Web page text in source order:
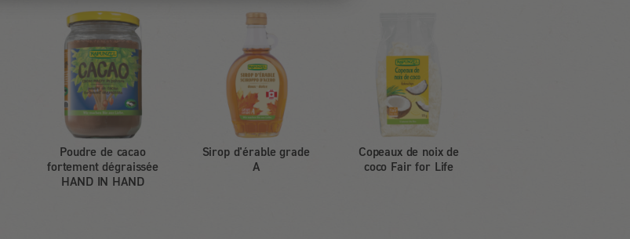
Poudre de cacao
fortement dégraissée
HAND IN HAND
Sirop d'érable grade
A
Copeaux de noix de
coco Fair for Life